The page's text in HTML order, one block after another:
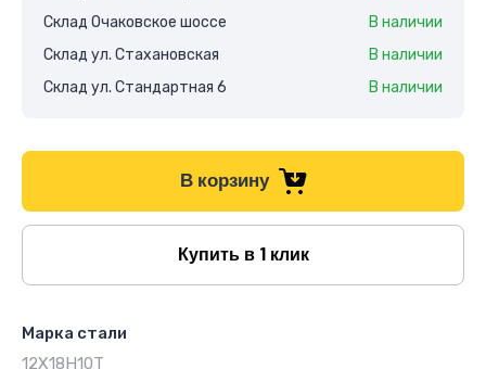
Склад Очаковское шоссе
В наличии
Склад ул. Стахановская
В наличии
Склад ул. Стандартная 6
В наличии
В корзину
Купить в 1 клик
Марка стали
12Х18Н10Т